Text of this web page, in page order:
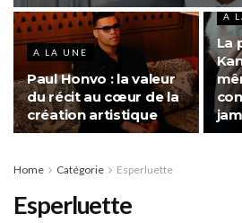
A LA UNE
Paul Honvo : la valeur
du récit au cœur de la
création artistique
A
La
Home Catégorie Esperluette
Esperluette